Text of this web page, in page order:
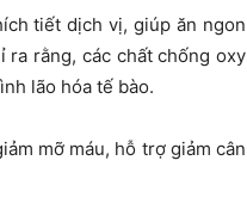
tiết dịch vị, giúp ăn ngon
rằng, các chất chống oxy
lão hóa tế bào.
mỡ máu, hỗ trợ giảm cân